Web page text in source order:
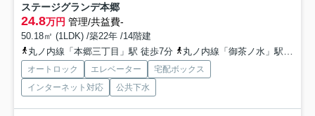
ステージグランデ本郷
24.8万円 管理/共益費-
50.18㎡ (1LDK) /築22年 /14階建
丸ノ内線「本郷三丁目」駅 徒歩7分
丸ノ内線「御茶ノ水」駅 徒歩8分
オートロック エレベーター
宅配ボックス
インターネット対応
公共下水